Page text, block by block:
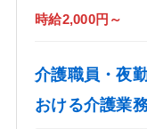
時給2,000円～
介護職員・夜
おける介護業